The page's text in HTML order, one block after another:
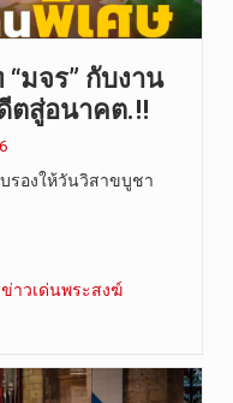
มจร” กับงาน
ตสู่อนาคต.!!
รองให้วันวิสาขบูชา
ข่าวเด่นพระสงฆ์